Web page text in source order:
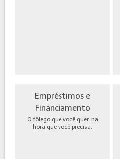
Empréstimos e
Financiamento
O fôlego que você quer, na
hora que você precisa.